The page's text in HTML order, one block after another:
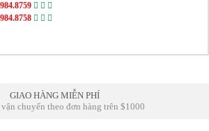
GIAO HÀNG MIỄN PHÍ
chuyển theo đơn hàng trên $1000